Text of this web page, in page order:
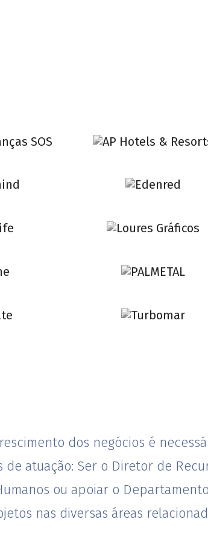
dos negócios é
de atuação: Ser o Diretor de
ou apoiar o
nas diversas áreas